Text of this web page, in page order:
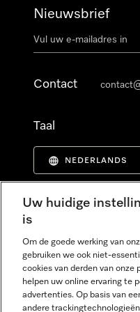
Nieuwsbrief
Contact
Taal
NEDERLANDS
Uw huidige
is
Om de goede werking van
gebruiken we ook niet-
cookies van derden van onze
helpen uw online ervaring te
advertenties. Op basis van
andere